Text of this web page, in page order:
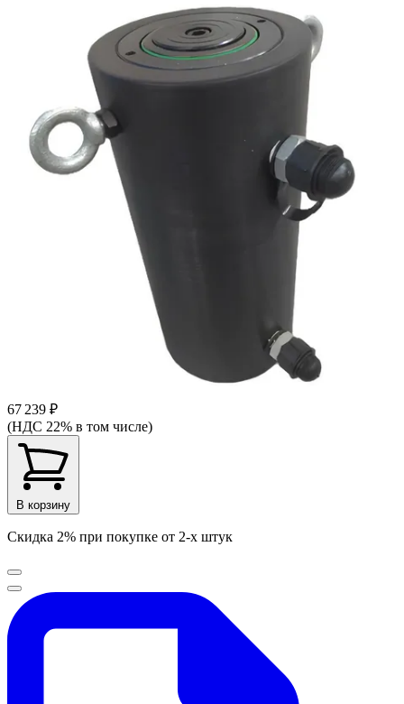
67 239 ₽
(НДС 22% в том числе)
В корзину
Скидка 2% при покупке от 2-х штук